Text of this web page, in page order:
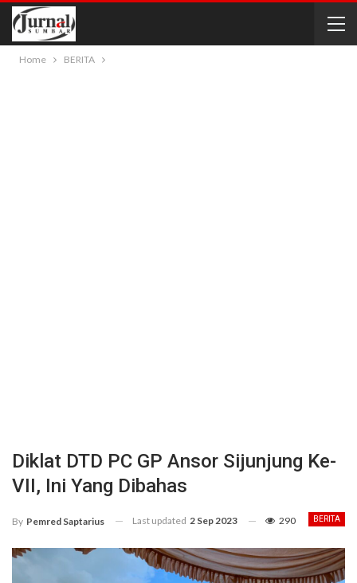
Home BERITA
Diklat DTD PC GP Ansor Sijunjung Ke-
VII, Ini Yang Dibahas
BERITA
By Pemred Saptarius Last updated 2 Sep 2023 290